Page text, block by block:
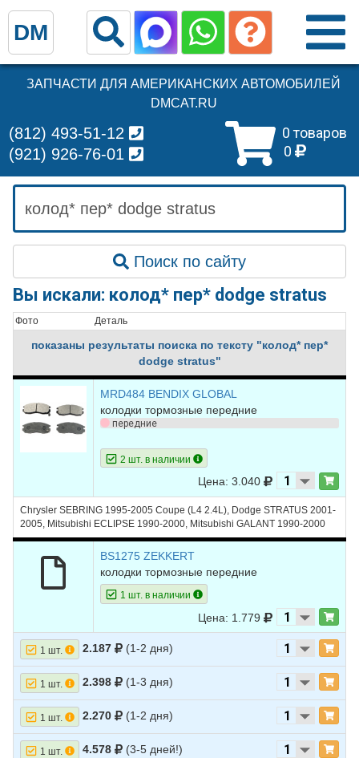
ЗАПЧАСТИ ДЛЯ АМЕРИКАНСКИХ АВТОМОБИЛЕЙ
DMCAT.RU
0 товаров
0
(812) 493-51-12
(921) 926-76-01
Поиск по сайту
Вы искали: колод* пер* dodge stratus
Фото Деталь
показаны результаты поиска по тексту "колод* пер*
dodge stratus"
MRD484 BENDIX GLOBAL
колодки тормозные передние
передние
2 шт. в наличии
Цена: 3.040
Chrysler SEBRING 1995-2005 Coupe (L4 2.4L), Dodge STRATUS 2001-
2005, Mitsubishi ECLIPSE 1990-2000, Mitsubishi GALANT 1990-2000
BS1275 ZEKKERT
колодки тормозные передние
1 шт. в наличии
Цена: 1.779
1 шт. 2.187 (1-2 дня)
1 шт. 2.398 (1-3 дня)
1 шт. 2.270 (1-2 дня)
1 шт. 4.578 (3-5 дней!)
DM